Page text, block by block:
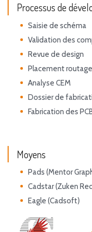
Processus de
Saisie de schéma
Validation des
Revue de design
Placement routage
Analyse CEM
Dossier de
Fabrication des
Moyens
Pads (Mentor
Cadstar (Zuken
Eagle (Cadsoft)